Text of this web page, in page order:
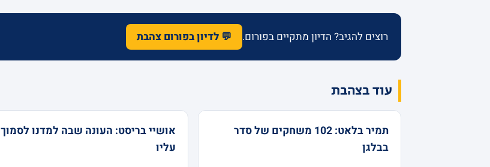
רוצים להגיב? הדיון מתקיים בפורום. 💬 לדיון בפורום צהבת
עוד בצהבת
תמיר בלאט: 102 משחקים של סדר
בבלגן
אושיי בריסט: העונה שבה למדנו לסמוך
עליו